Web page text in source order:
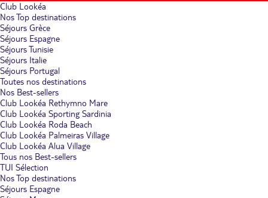
Club Lookéa
Nos Top destinations
Séjours Grèce
Séjours Espagne
Séjours Tunisie
Séjours Italie
Séjours Portugal
Toutes nos destinations
Nos Best-sellers
Club Lookéa Rethymno Mare
Club Lookéa Sporting Sardinia
Club Lookéa Roda Beach
Club Lookéa Palmeiras Village
Club Lookéa Alua Village
Tous nos Best-sellers
TUI Sélection
Nos Top destinations
Séjours Espagne